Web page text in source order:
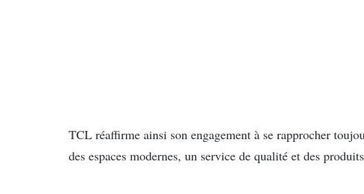
TCL réaffirme ainsi son engagement à se rapprocher
des espaces modernes, un service de qualité et des